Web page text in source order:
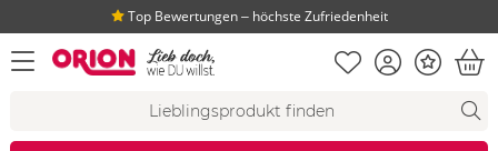
Top Bewertungen ‒ höchste Zufriedenheit
Menü öffnen Merkliste
KontoBonus